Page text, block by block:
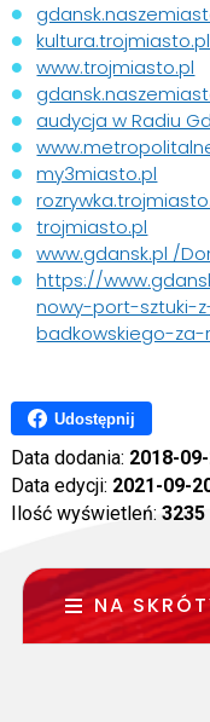
kultura.trojmiasto.pl
www.trojmiasto.pl
audycja w Radiu
my3miasto.pl
trojmiasto.pl
www.gdansk.pl /
https://
nowy-port-sztuki-
badkowskiego-za-
Udostępnij
Data dodania: 2018-
Data edycji: 2021-09-
Ilość wyświetleń: 3235
NA